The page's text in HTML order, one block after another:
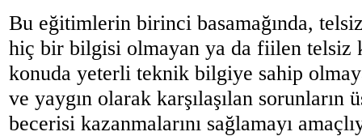
Bu eğitimlerin birinci basamağında,
hiç bir bilgisi olmayan ya da fiilen telsiz
konuda yeterli teknik bilgiye sahip
ve yaygın olarak karşılaşılan sorunların
becerisi kazanmalarını sağlamayı